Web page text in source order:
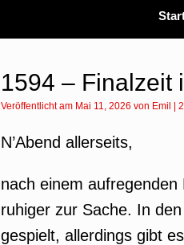
1594 – Finalzeit
Veröffentlicht am Mai 11, 2026 von Emil
N’Abend allerseits,
nach einem
ruhiger zur Sache. In
gespielt, allerdings gibt